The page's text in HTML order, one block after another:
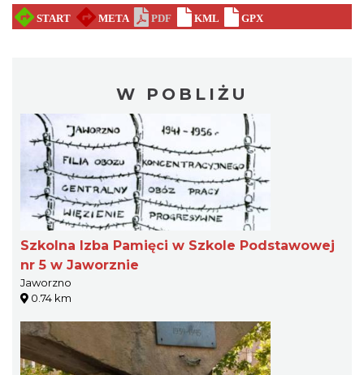
W POBLIŻU
Szkolna Izba Pamięci w Szkole Podstawowej
nr 5 w Jaworznie
Jaworzno
0.74 km